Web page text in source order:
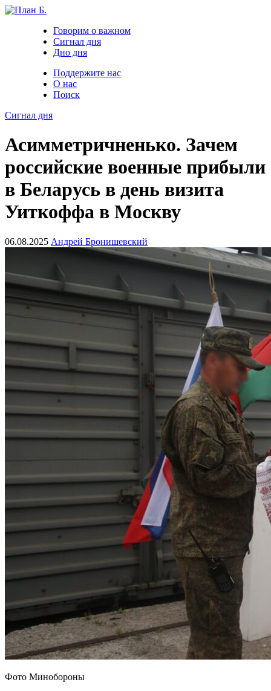
Говорим о важном
Сигнал дня
Дно дня
Поддержите нас
О нас
Поиск
Сигнал дня
Асимметричненько. Зачем
российские военные прибыли
в Беларусь в день визита
Уиткоффа в Москву
06.08.2025 Андрей Бронишевский
Фото Минобороны